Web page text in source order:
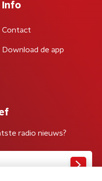
Info
Contact
Download de app
radio nieuws?